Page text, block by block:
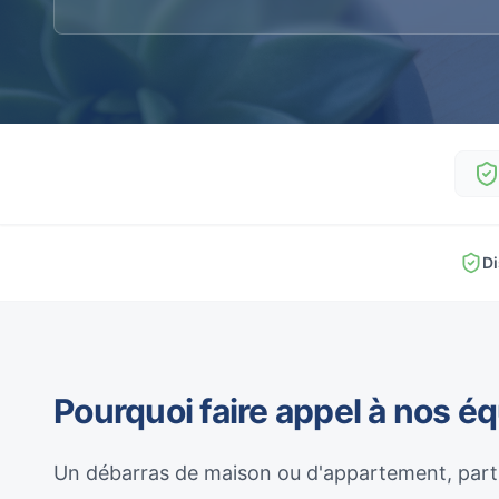
Pourquoi faire appel à nos
Un débarras de maison ou d'appartement,